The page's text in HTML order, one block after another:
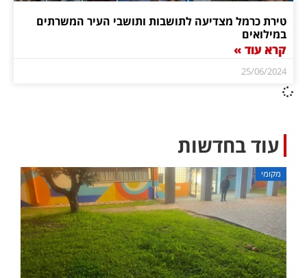
טירת כרמל מצדיעה לתושבות ותושבי העיר המשרתים
במילואים
קרא עוד »
25/06/2024
עוד בחדשות
מקומי